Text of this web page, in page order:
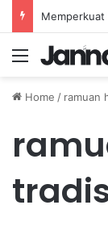
Menu
Home / ramuan